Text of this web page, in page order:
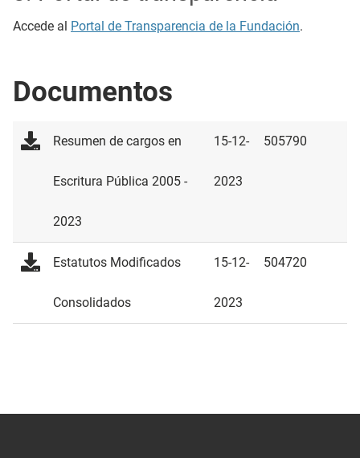
Accede al Portal de Transparencia de la Fundación.
Documentos
Resumen de cargos en
Escritura Pública 2005 -
2023
15-12-
2023
505790
Estatutos Modificados
Consolidados
15-12-
2023
504720